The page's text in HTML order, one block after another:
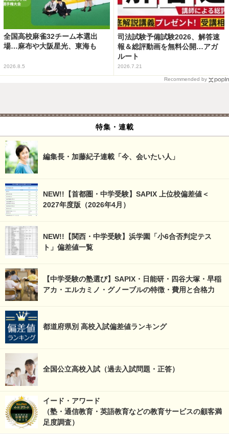
全国高校麻雀32チーム本選出
場…麻布や大阪星光、東海も
2026.8.5
司法試験予備試験2026、解答速
報＆総評動画を無料公開…アガ
ルート
2026.7.21
Recommended by
特集・連載
編集長・加藤紀子連載「今、会いたい人」
NEW!!【首都圏・中学受験】SAPIX 上位校偏差値＜
2027年度版（2026年4月）
NEW!!【関西・中学受験】浜学園「小6合否判定テス
ト」偏差値一覧
【中学受験の塾選び】SAPIX・日能研・四谷大塚・早稲
アカ・エルカミノ・グノーブルの特徴・費用と合格力
都道府県別 高校入試偏差値ランキング
全国公立高校入試（過去入試問題・正答）
イード・アワード
（塾・通信教育・英語教育などの教育サービスの顧客満
足度調査）